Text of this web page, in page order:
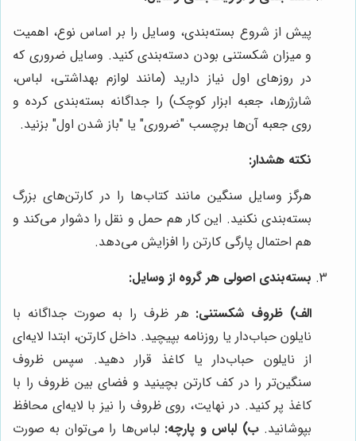
پیش از شروع بسته‌بندی، وسایل را بر اساس نوع، اهمیت
و میزان شکستنی بودن دسته‌بندی کنید. وسایل ضروری که
در روزهای اول نیاز دارید (مانند لوازم بهداشتی، لباس،
شارژرها، جعبه ابزار کوچک) را جداگانه بسته‌بندی کرده و
روی جعبه آن‌ها برچسب "ضروری" یا "باز شدن اول" بزنید.
نکته هشدار:
هرگز وسایل سنگین مانند کتاب‌ها را در کارتن‌های بزرگ
بسته‌بندی نکنید. این کار هم حمل و نقل را دشوار می‌کند و
هم احتمال پارگی کارتن را افزایش می‌دهد.
بسته‌بندی اصولی هر گروه از وسایل:
الف) ظروف شکستنی: هر ظرف را به صورت جداگانه با
نایلون حباب‌دار یا روزنامه بپیچید. داخل کارتن، ابتدا لایه‌ای
از نایلون حباب‌دار یا کاغذ قرار دهید. سپس ظروف
سنگین‌تر را در کف کارتن بچینید و فضای بین ظروف را با
کاغذ پر کنید. در نهایت، روی ظروف را نیز با لایه‌ای محافظ
بپوشانید.ب) لباس و پارچه: لباس‌ها را می‌توان به صورت